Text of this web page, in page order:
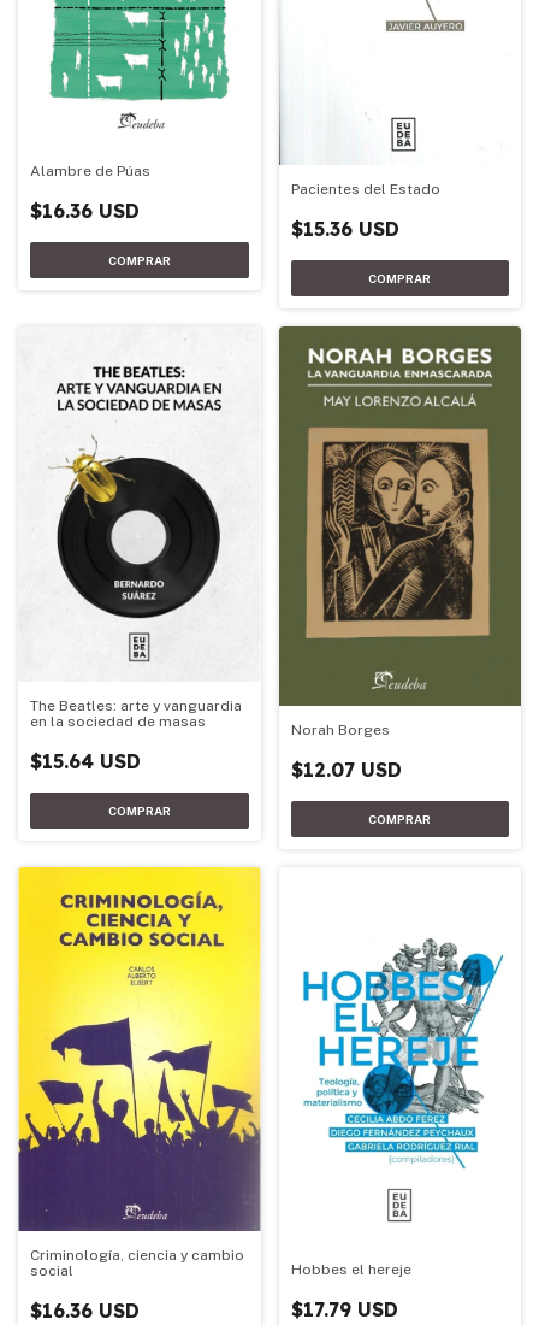
Alambre de Púas
$16.36 USD
Pacientes del Estado
$15.36 USD
The Beatles: arte y vanguardia
en la sociedad de masas
$15.64 USD
Norah Borges
$12.07 USD
Criminología, ciencia y cambio
social
$16.36 USD
Hobbes el hereje
$17.79 USD